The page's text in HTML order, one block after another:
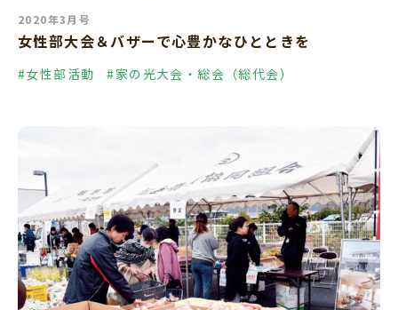
2020年3月号
女性部大会＆バザーで心豊かなひとときを
#女性部活動 #家の光大会・総会（総代会）